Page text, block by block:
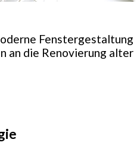
Fenstergestaltung
an die Renovierung alter